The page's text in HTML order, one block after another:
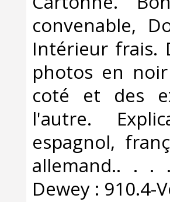
convenable,
Intérieur frais.
photos en
coté et des
l'autre.
espagnol,
allemand.. . .
Dewey : 910.4-